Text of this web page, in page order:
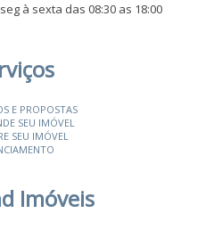
à sexta das 08:30 as 18:00
E PROPOSTAS
SEU IMÓVEL
SEU IMÓVEL
Imóveis